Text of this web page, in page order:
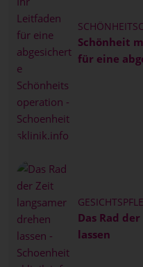
Schönheit
für eine
Das Rad
lassen